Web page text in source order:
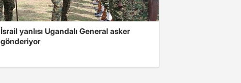
İsrail yanlısı Ugandalı General asker
gönderiyor